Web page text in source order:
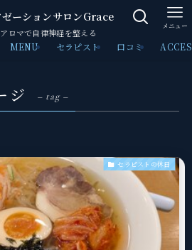
ゼーションサロンGrace
ロマで自律神経を整える
メニュー
MENU セラピスト 口コミ
ジ – tag –
セラピストの休日